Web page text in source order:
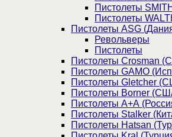
Пистолеты
Пистолеты
Пистолеты ASG
Револьверы
Пистолеты
Пистолеты Crosman
Пистолеты GAMO
Пистолеты Gletcher
Пистолеты Borner
Пистолеты А+А
Пистолеты Stalker
Пистолеты Hatsan